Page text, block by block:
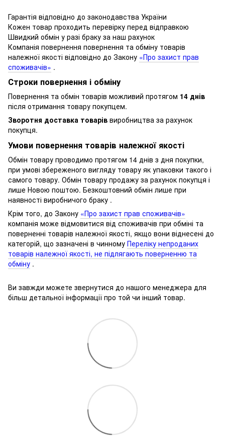
Гарантія відповідно до законодавства України
Кожен товар проходить перевірку перед відправкою
Швидкий обмін у разі браку за наш рахунок
Компанія повернення повернення та обміну товарів
належної якості відповідно до Закону «Про захист прав
споживачів» .
Строки повернення і обміну
Повернення та обмін товарів можливий протягом 14 днів
після отримання товару покупцем.
Зворотня доставка товарів виробництва за рахунок
покупця.
Умови повернення товарів належної якості
Обмін товару проводимо протягом 14 днів з дня покупки,
при умові збереженого вигляду товару як упаковки такого і
самого товару. Обмін товару продажу за рахунок покупця і
лише Новою поштою. Безкоштовний обмін лише при
наявності виробничого браку .
Крім того, до Закону «Про захист прав споживачів»
компанія може відмовитися від споживачів при обміні та
поверненні товарів належної якості, якщо вони віднесені до
категорій, що зазначені в чинному Переліку непроданих
товарів належної якості, не підлягають поверненню та
обміну .
Ви завжди можете звернутися до нашого менеджера для
більш детальної інформації про той чи інший товар.